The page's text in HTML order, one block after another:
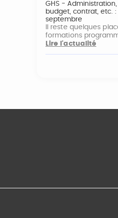
GHS -
budget, contrat, etc.
septembre
Il reste quelques
formations
Lire l'actualité